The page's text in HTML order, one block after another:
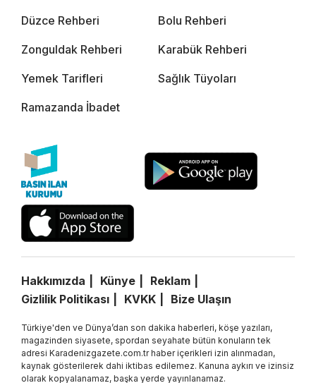
Düzce Rehberi Bolu Rehberi
Zonguldak Rehberi Karabük Rehberi
Yemek Tarifleri Sağlık Tüyoları
Ramazanda İbadet
Hakkımızda Künye
Reklam
Gizlilik Politikası
KVKK Bize Ulaşın
Türkiye'den ve Dünya’dan son dakika haberleri, köşe yazıları,
magazinden siyasete, spordan seyahate bütün konuların tek
adresi Karadenizgazete.com.tr haber içerikleri izin alınmadan,
kaynak gösterilerek dahi iktibas edilemez. Kanuna aykırı ve izinsiz
olarak kopyalanamaz, başka yerde yayınlanamaz.